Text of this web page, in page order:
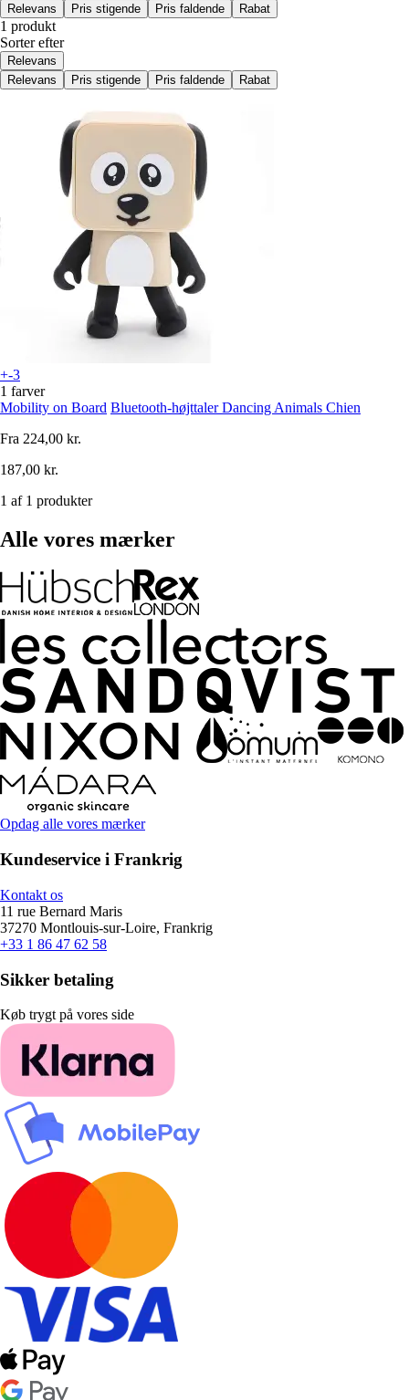
Relevans
Pris stigende Pris faldende Rabat
1 produkt
Sorter efter
Relevans
Relevans
Pris stigende Pris faldende Rabat
+-3
1 farver
Mobility on Board Bluetooth-højttaler Dancing Animals Chien
Fra 224,00 kr.
187,00 kr.
1 af 1 produkter
Alle vores mærker
Opdag alle vores mærker
Kundeservice i Frankrig
Kontakt os
11 rue Bernard Maris
37270 Montlouis-sur-Loire, Frankrig
+33 1 86 47 62 58
Sikker betaling
Køb trygt på vores side